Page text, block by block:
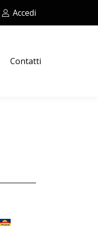
Accedi
Contatti